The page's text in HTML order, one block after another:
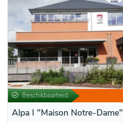
Beschikbaarheid
Alpa I "Maison Notre-Dame"